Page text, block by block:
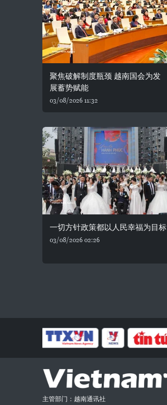
聚焦破解制度瓶颈 越南国会为发
展蓄势赋能
03/08/2026 11:32
一切方针政策都以人民幸福为目标
03/08/2026 02:26
主管部门：越南通讯社